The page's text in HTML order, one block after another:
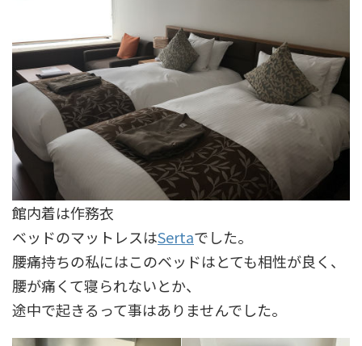
館内着は作務衣
ベッドのマットレスはSertaでした。
腰痛持ちの私にはこのベッドはとても相性が良く、
腰が痛くて寝られないとか、
途中で起きるって事はありませんでした。